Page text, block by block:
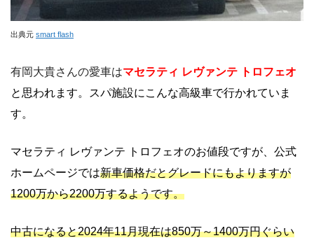
出典元 smart flash
有岡大貴さんの愛車はマセラティ レヴァンテ トロフェオ
と思われます。スパ施設にこんな高級車で行かれていま
す。
マセラティ レヴァンテ トロフェオのお値段ですが、公式
ホームページでは新車価格だとグレードにもよりますが
1200万から2200万するようです。
中古になると2024年11月現在は850万～1400万円ぐらい